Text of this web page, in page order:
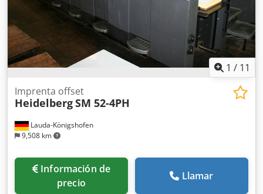
1 / 11
Lauda-Königshofen
9,508 km
Imprenta offset
HeidelbergSM 52-4PH
Información de
precio
Llamar